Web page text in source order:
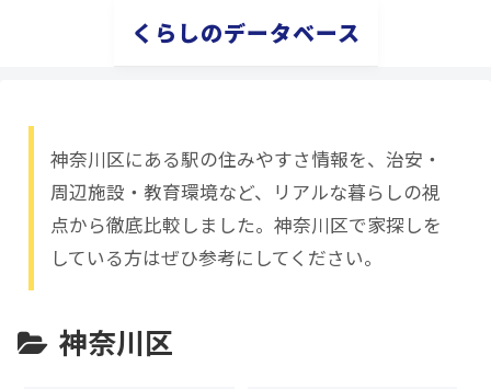
くらしのデータベース
神奈川区にある駅の住みやすさ情報を、治安・
周辺施設・教育環境など、リアルな暮らしの視
点から徹底比較しました。神奈川区で家探しを
している方はぜひ参考にしてください。
神奈川区